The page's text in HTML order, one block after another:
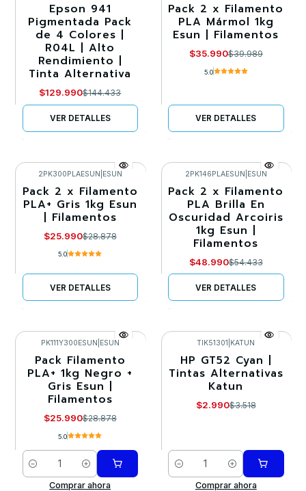
-10%
Agotado
Epson 941
Pigmentada Pack
de 4 Colores |
R04L | Alto
Rendimiento |
Tinta Alternativa
$129.990$144.433
VER DETALLES
-10%
Agotado
Pack 2 x Filamento
PLA Mármol 1kg
Esun | Filamentos
$35.990$39.989
5.0
VER DETALLES
-10%
Agotado
2PK300PLAESUN ESUN
Pack 2 x Filamento
PLA+ Gris 1kg Esun
| Filamentos
$25.990$28.878
5.0
VER DETALLES
-10%
Agotado
2PK146PLAESUN ESUN
Pack 2 x Filamento
PLA Brilla En
Oscuridad Arcoiris
1kg Esun |
Filamentos
$48.990$54.433
VER DETALLES
-10%
PK111Y300ESUN ESUN
Pack Filamento
PLA+ 1kg Negro +
Gris Esun |
Filamentos
$25.990$28.878
5.0
Cantidad
Comprar ahora
-15%
TIK51301 KATUN
HP GT52 Cyan |
Tintas Alternativas
Katun
$2.990$3.518
Cantidad
Comprar ahora